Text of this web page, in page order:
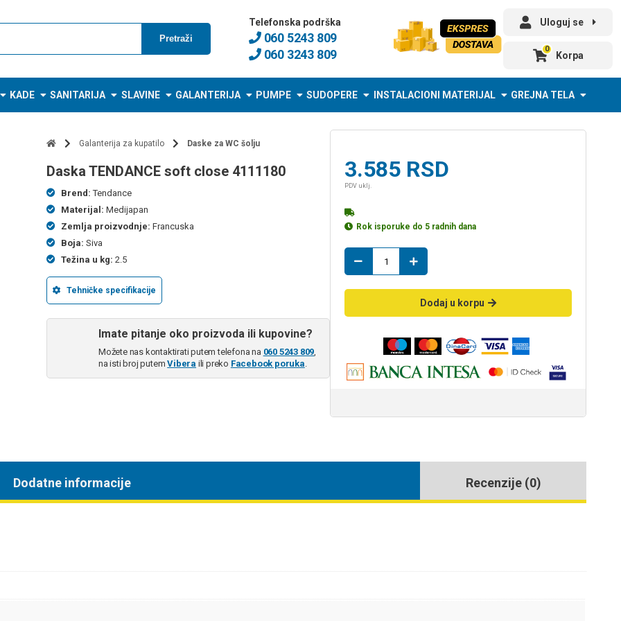
Pretraži
Telefonska podrška
060 5243 809
060 3243 809
Uloguj se
0
Korpa
KADE SANITARIJA SLAVINE GALANTERIJA PUMPE SUDOPERE INSTALACIONI MATERIJAL GREJNA TELA
Galanterija za kupatilo Daske za WC šolju
daska TENDANCE soft close 4111180
Brend: Tendance
Materijal: Medijapan
Zemlja proizvodnje: Francuska
Boja: Siva
Težina u kg: 2.5
Tehničke specifikacije
Imate pitanje oko proizvoda ili kupovine?
Možete nas kontaktirati putem telefona na 060 5243 809,
na isti broj putemVibera ili preko Facebook poruka.
3.585 RSD
PDV uklj.
Rok isporuke do 5 radnih dana
TENDANCE
4111180
Dodaj u korpu
Dodatne informacije Recenzije (0)